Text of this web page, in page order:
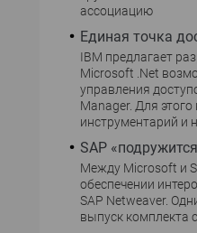
ассоциацию
Единая точка
IBM предлагает
Microsoft .Net
управления
Manager. Для
инструментарий и
SAP
Между Microsoft и
обеспечении
SAP Netweaver.
выпуск комплекта